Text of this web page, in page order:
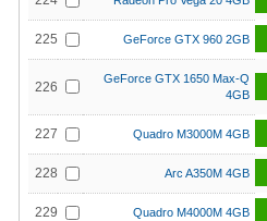
225 GeForce GTX 960 2GB
226
GeForce GTX 1650 Max-Q
4GB
227 Quadro M3000M 4GB
228 Arc A350M 4GB
229 Quadro M4000M 4GB